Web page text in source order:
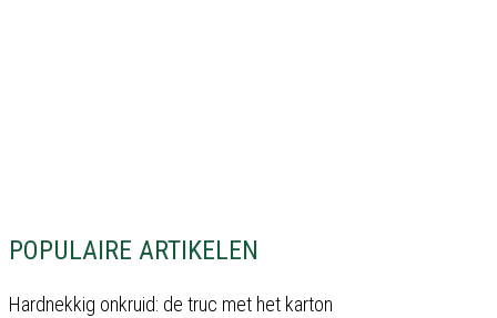
POPULAIRE ARTIKELEN
Hardnekkig onkruid: de truc met het karton